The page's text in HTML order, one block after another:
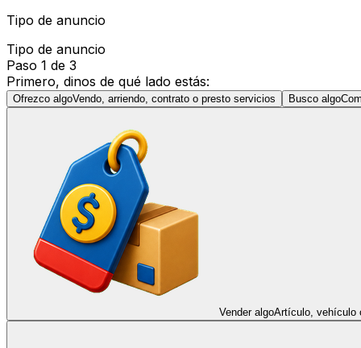
Tipo de anuncio
Tipo de anuncio
Paso 1 de 3
Primero, dinos de qué lado estás:
Ofrezco algoVendo, arriendo, contrato o presto servicios Busco algo
Vender algoArtículo, vehículo